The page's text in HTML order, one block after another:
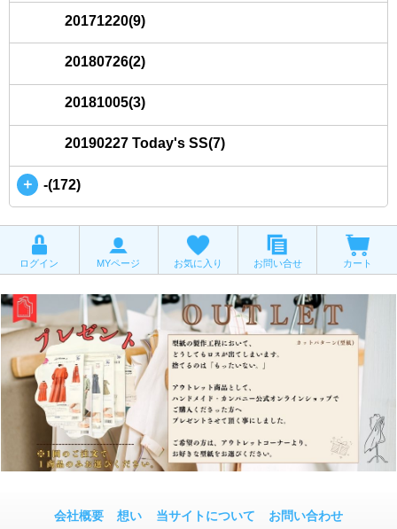
20171220(9)
20180726(2)
20181005(3)
20190227 Today's SS(7)
＋ -(172)
ログイン MYページ お気に入り お問い合せ カート
会社概要 想い 当サイトについて お問い合わせ